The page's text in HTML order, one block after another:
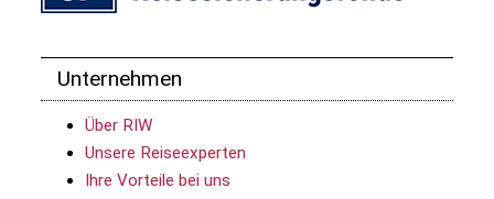
Unternehmen
Über RIW
Unsere Reiseexperten
Ihre Vorteile bei uns